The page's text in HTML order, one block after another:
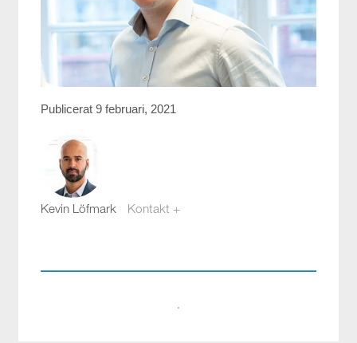
Publicerat 9 februari, 2021
Kevin Löfmark Kontakt +
·